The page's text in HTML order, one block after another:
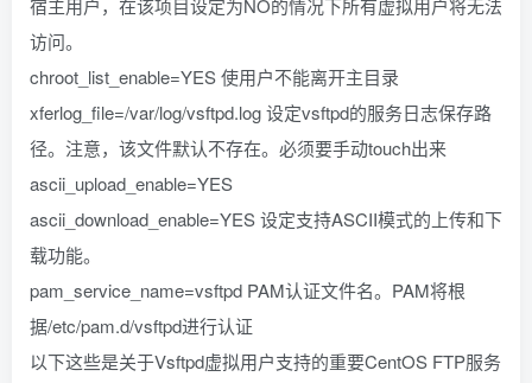
宿主用户，在该项目设定为NO的情况下所有虚拟用户将无法
访问。
chroot_list_enable=YES 使用户不能离开主目录
xferlog_file=/var/log/vsftpd.log 设定vsftpd的服务日志保存路
径。注意，该文件默认不存在。必须要手动touch出来
ascii_upload_enable=YES
ascii_download_enable=YES 设定支持ASCII模式的上传和下
载功能。
pam_service_name=vsftpd PAM认证文件名。PAM将根
据/etc/pam.d/vsftpd进行认证
以下这些是关于Vsftpd虚拟用户支持的重要CentOS FTP服务